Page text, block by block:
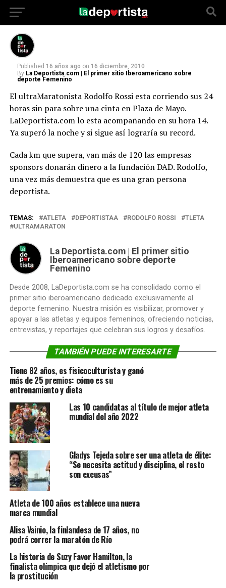
horas
Published 16 años ago on 16 diciembre, 2010
By La Deportista.com | El primer sitio Iberoamericano sobre
deporte Femenino
El ultraMaratonista Rodolfo Rossi esta corriendo sus 24
horas sin para sobre una cinta en Plaza de Mayo.
LaDeportista.com lo esta acompañando en su hora 14.
Ya superó la noche y si sigue así lograría su record.
Cada km que supera, van más de 120 las empresas
sponsors donarán dinero a la fundación DAD. Rodolfo,
una vez más demuestra que es una gran persona
deportista.
TEMAS: ATLETA DEPORTISTAA RODOLFO ROSSI
TLETA
ULTRAMARATON
La Deportista.com | El primer sitio
Iberoamericano sobre deporte
Femenino
Desde 2008, LaDeportista.com se ha consolidado como el
primer sitio iberoamericano dedicado exclusivamente al
deporte femenino. Nuestra misión es visibilizar, promover y
apoyar a las atletas y equipos femeninos, ofreciendo noticias,
entrevistas, y reportajes que celebran sus logros y desafíos.
TAMBIÉN PUEDE INTERESARTE
Tiene 82 años, es fisicoculturista y ganó
más de 25 premios: cómo es su
entrenamiento y dieta
Las 10 candidatas al título de mejor atleta
mundial del año 2022
Gladys Tejeda sobre ser una atleta de élite:
“Se necesita actitud y disciplina, el resto
son excusas”
Atleta de 100 años establece una nueva
marca mundial
Alisa Vainio, la finlandesa de 17 años, no
podrá correr la maratón de Río
La historia de Suzy Favor Hamilton, la
finalista olímpica que dejó el atletismo por
la prostitución